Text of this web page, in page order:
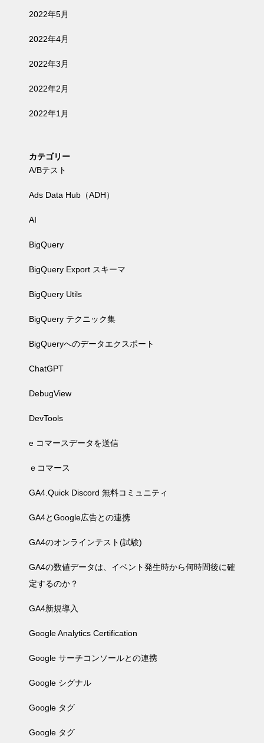
2022年5月
2022年4月
2022年3月
2022年2月
2022年1月
カテゴリー
A/Bテスト
Ads Data Hub（ADH）
AI
BigQuery
BigQuery Export スキーマ
BigQuery Utils
BigQuery テクニック集
BigQueryへのデータエクスポート
ChatGPT
DebugView
DevTools
e コマースデータを送信
ｅコマース
GA4.Quick Discord 無料コミュニティ
GA4とGoogle広告との連携
GA4のオンラインテスト(試験)
GA4の数値データは、イベント発生時から何時間後に確
定するのか？
GA4新規導入
Google Analytics Certification
Google サーチコンソールとの連携
Google シグナル
Google タグ
Google タグ